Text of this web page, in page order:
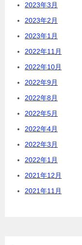
2023年3月
2023年2月
2023年1月
2022年11月
2022年10月
2022年9月
2022年8月
2022年5月
2022年4月
2022年3月
2022年1月
2021年12月
2021年11月